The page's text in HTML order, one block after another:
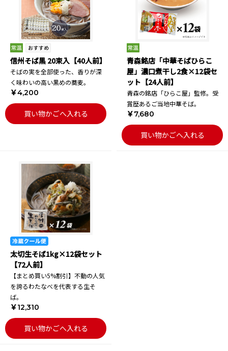
信州そば黒 20束入【40人前】
そばの実を全部使った、香りが深
く味わいの高い黒めの蕎麦。
￥4,200
買い物かごへ入れる
青森銘店「中華そばひらこ
屋」濃口煮干し2食×12袋セ
ット【24人前】
青森の銘店「ひらこ屋」監修。受
賞歴あるご当地中華そば。
￥7,680
買い物かごへ入れる
太切生そば1kg×12袋セット
【72人前】
【まとめ買い5%割引】不動の人気
を誇るわたなべを代表する生そ
ば。
￥12,310
買い物かごへ入れる